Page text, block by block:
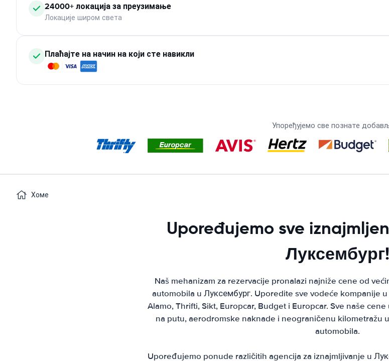
24000+ локација за преузимање
Локације широм света
Плаћајте на начин на који сте навикли
Упоређујемо све познате
Хоме
Upoređujemo sve
Луксембург!
Naš mehanizam za rezervacije pronalazi najniže cene od
automobila u Луксембург. Uporedite sve vodeće kompanije
Alamo, Thrifti, Sikt, Europcar, Budget i Europcar. Sve naše
na putu, aerodromske naknade i neograničenu kilometražu
automobila.
Upoređujemo ponude različitih agencija za iznajmljivanje u